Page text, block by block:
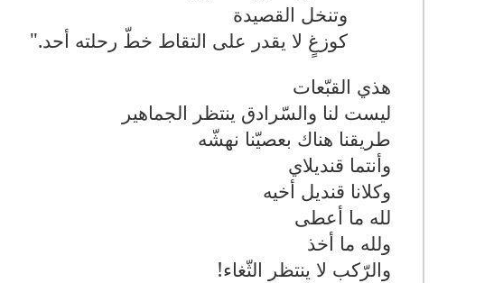
وتنخل القصيدة
كوزغٍ لا يقدر على التقاط خطّ رحلته أحد".
هذي القبّعات
ليست لنا والسّرادق ينتظر الجماهير
طريقنا هناك بعصيّنا نهشّه
وأنتما قنديلاي
وكلانا قنديل أخيه
لله ما أعطى
ولله ما أخذ
والرّكب لا ينتظر الثّغاء!